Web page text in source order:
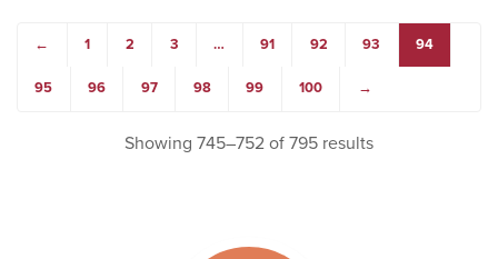
← 1 2 3 … 91 92 93 94
95 96 97 98 99 100 →
Showing 745–752 of 795 results